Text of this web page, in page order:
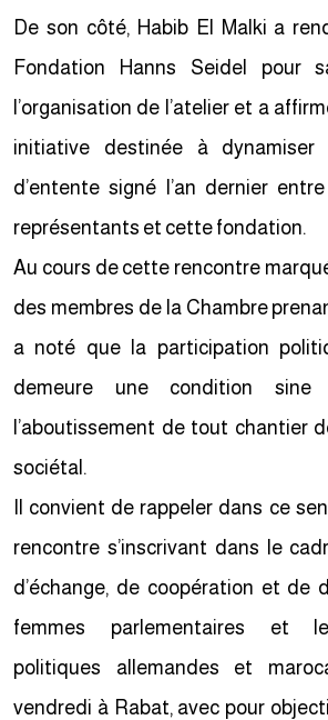
De son côté, Habib El Malki a
Fondation Hanns Seidel pour
l’organisation de l’atelier et a
initiative destinée à dynamiser
d’entente signé l’an dernier
représentants et cette fondation.
Au cours de cette rencontre
des membres de la Chambre
a noté que la participation
demeure une condition
l’aboutissement de tout chantier
sociétal.
Il convient de rappeler dans ce
rencontre s’inscrivant dans le
d’échange, de coopération et de
femmes parlementaires et
politiques allemandes et
vendredi à Rabat, avec pour